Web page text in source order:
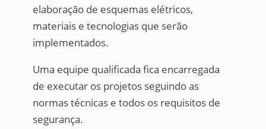
elaboração de esquemas elétricos,
materiais e tecnologias que serão
implementados.
Uma equipe qualificada fica encarregada
de executar os projetos seguindo as
normas técnicas e todos os requisitos de
segurança.